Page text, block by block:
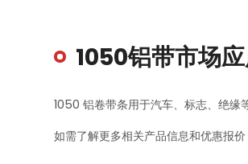
1050铝带市场
1050 铝卷带条用于汽车、标志、绝缘等
如需了解更多相关产品信息和优惠报